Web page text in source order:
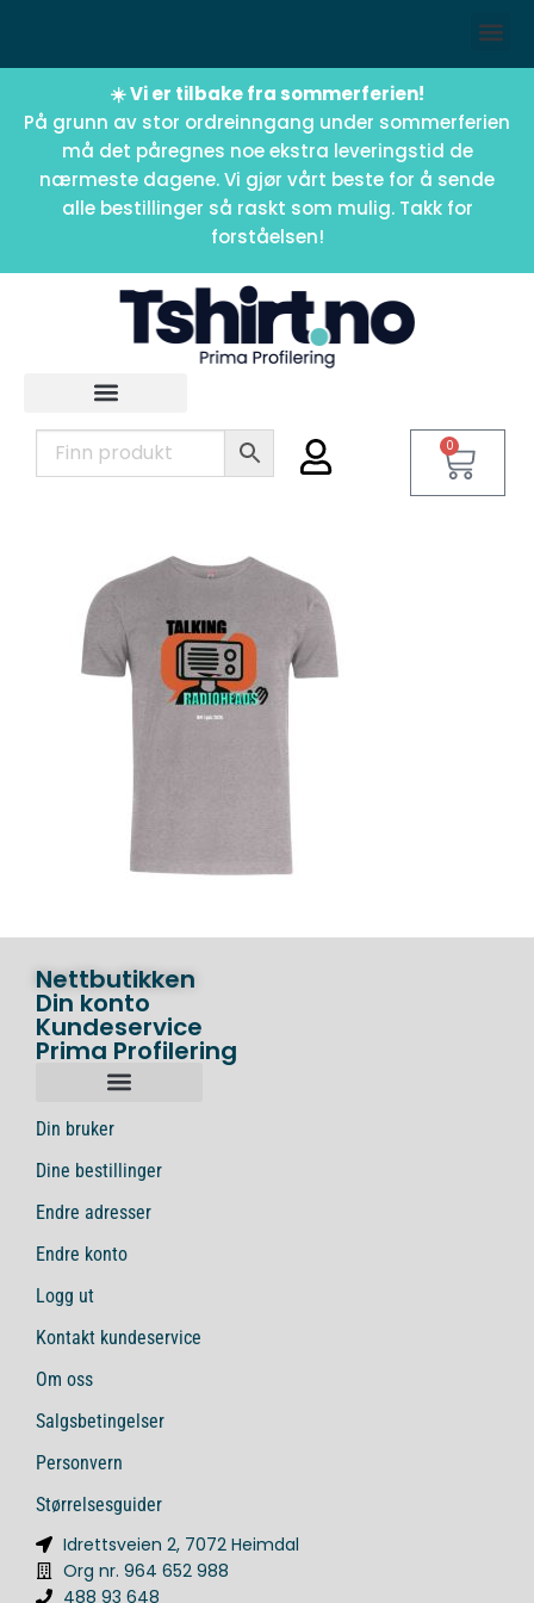
☀️ Vi er tilbake fra sommerferien!
På grunn av stor ordreinngang under sommerferien
må det påregnes noe ekstra leveringstid de
nærmeste dagene. Vi gjør vårt beste for å sende
alle bestillinger så raskt som mulig. Takk for
forståelsen!
0
Nettbutikken
Din konto
Kundeservice
Prima Profilering
Din bruker
Dine bestillinger
Endre adresser
Endre konto
Logg ut
Kontakt kundeservice
Om oss
Salgsbetingelser
Personvern
Størrelsesguider
Idrettsveien 2, 7072 Heimdal
Org nr. 964 652 988
488 93 648